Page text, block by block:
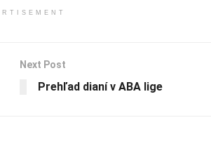
Next Post
Prehľad dianí v ABA lige